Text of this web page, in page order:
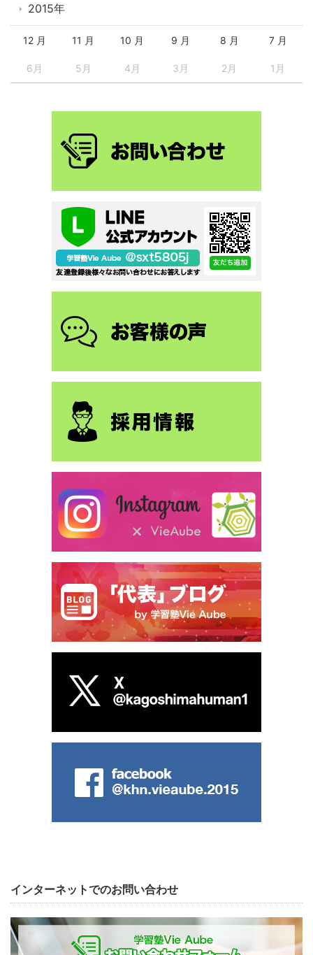
2015年
12 月 11 月 10 月 9 月 8 月 7 月
6月 5月 4月 3月 2月 1月
インターネットでのお問い合わせ